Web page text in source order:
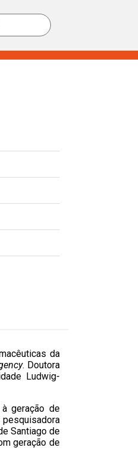
da
. Doutora
Ludwig-
geração de
Santiago de
geração de